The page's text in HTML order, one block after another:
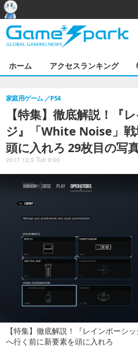
ホーム アクセスランキング
【特集】徹底解説！『
ジ』「White Noise」
頭に入れろ 29枚目の写
家庭用ゲーム PS4
2017.12.5 Tue 9:00
【特集】徹底解説！『レインボーシ
へ行く前に新要素を頭に入れろ